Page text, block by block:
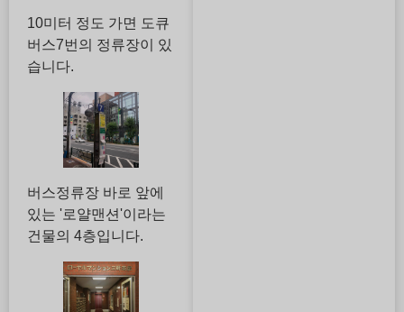
10미터 정도 가면 도큐
버스7번의 정류장이 있
습니다.
버스정류장 바로 앞에
있는 '로얄맨션'이라는
건물의 4층입니다.